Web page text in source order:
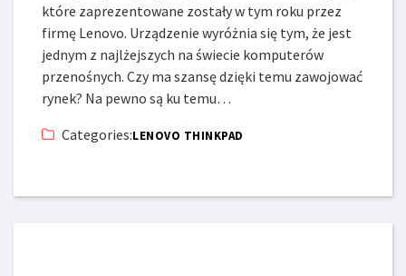
które zaprezentowane zostały w tym roku przez
firmę Lenovo. Urządzenie wyróżnia się tym, że jest
jednym z najlżejszych na świecie komputerów
przenośnych. Czy ma szansę dzięki temu zawojować
rynek? Na pewno są ku temu…
Categories:LENOVO THINKPAD